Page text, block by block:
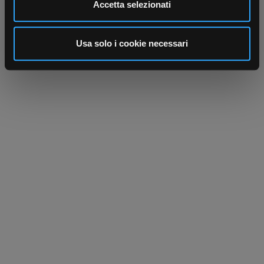
analizzare il nostro traffico. Condividiamo inoltre
informazioni sul modo in cui utilizza il nostro sito con i
nostri partner che si occupano di analisi dei dati web,
pubblicità e social media, i quali potrebbero combinarle
Accetta selezionati
Usa solo i cookie necessari